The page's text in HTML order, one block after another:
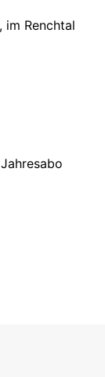
im Renchtal